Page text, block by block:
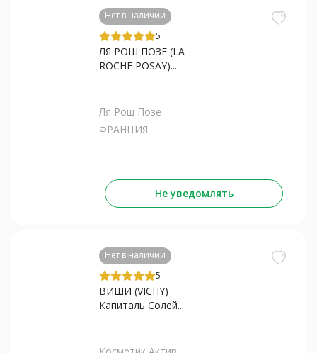
Нет в наличии
5
ЛЯ РОШ ПОЗЕ (LA
ROCHE POSAY)...
Ля Рош Позе
ФРАНЦИЯ
Не уведомлять
Нет в наличии
5
ВИШИ (VICHY)
Капиталь Солей...